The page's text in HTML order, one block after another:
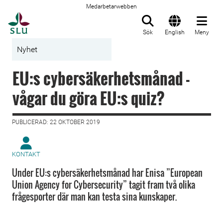
Medarbetarwebben
Sök English Meny
Nyhet
EU:s cybersäkerhetsmånad -
vågar du göra EU:s quiz?
PUBLICERAD: 22 OKTOBER 2019
KONTAKT
Under EU:s cybersäkerhetsmånad har Enisa ”European
Union Agency for Cybersecurity” tagit fram två olika
frågesporter där man kan testa sina kunskaper.